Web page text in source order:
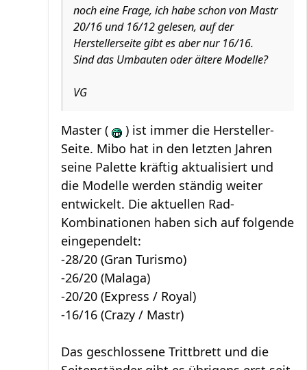
noch eine Frage, ich habe schon von Mastr
20/16 und 16/12 gelesen, auf der
Herstellerseite gibt es aber nur 16/16.
Sind das Umbauten oder ältere Modelle?
VG
Master (
) ist immer die Hersteller-
Seite. Mibo hat in den letzten Jahren
seine Palette kräftig aktualisiert und
die Modelle werden ständig weiter
entwickelt. Die aktuellen Rad-
Kombinationen haben sich auf folgende
eingependelt:
-28/20 (Gran Turismo)
-26/20 (Malaga)
-20/20 (Express / Royal)
-16/16 (Crazy / Mastr)
Das geschlossene Trittbrett und die